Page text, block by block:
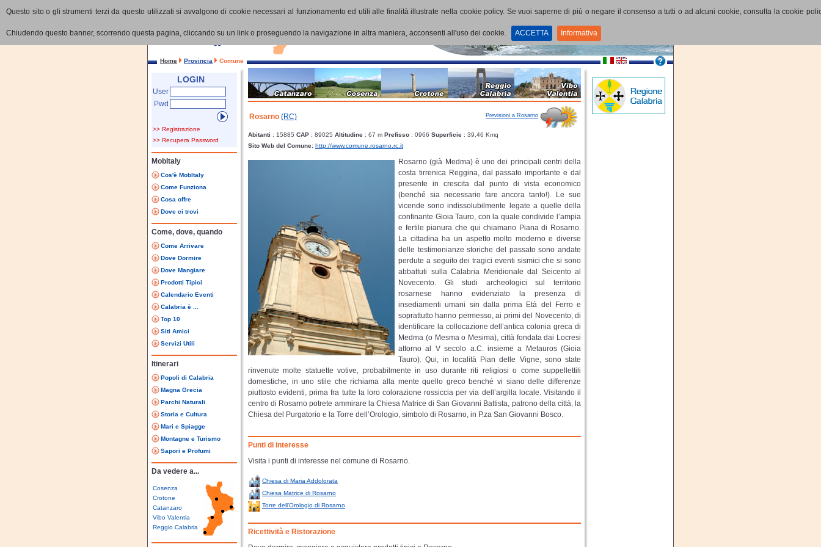
Questo sito o gli strumenti terzi da questo utilizzati si avvalgono di cookie necessari al funzionamento ed utili alle finalità illustrate nella cookie policy. Se vuoi saperne di più o negare il consenso a tutti o ad alcuni cookie, consulta la cookie
Chiudendo questo banner, scorrendo questa pagina, cliccando su un link o proseguendo la navigazione in altra maniera, acconsenti all'uso dei cookie. ACCETTA Informativa
Home Provincia Comune
LOGIN
User
Pwd
>> Registrazione
>> Recupera Password
MobItaly
Cos'è MobItaly
Come Funziona
Cosa offre
Dove ci trovi
Come, dove, quando
Come Arrivare
Dove Dormire
Dove Mangiare
Prodotti Tipici
Calendario Eventi
Calabria è ...
Top 10
Siti Amici
Servizi Utili
Itinerari
Popoli di Calabria
Magna Grecia
Parchi Naturali
Storia e Cultura
Mari e Spiagge
Montagne e Turismo
Sapori e Profumi
Da vedere a...
Cosenza
Crotone
Catanzaro
Vibo Valentia
Reggio Calabria
Rosarno (RC) Previsioni a Rosarno
Abitanti : 15885 CAP : 89025 Altitudine : 67 m Prefisso : 0966 Superficie : 39,46 Kmq
Sito Web del Comune: http://www.comune.rosarno.rc.it
Rosarno (già Medma) è uno dei principali centri della
costa tirrenica Reggina, dal passato importante e dal
presente in crescita dal punto di vista economico
(benché sia necessario fare ancora tanto!). Le sue
vicende sono indissolubilmente legate a quelle della
confinante Gioia Tauro, con la quale condivide l’ampia
e fertile pianura che qui chiamano Piana di Rosarno.
La cittadina ha un aspetto molto moderno e diverse
delle testimonianze storiche del passato sono andate
perdute a seguito dei tragici eventi sismici che si sono
abbattuti sulla Calabria Meridionale dal Seicento al
Novecento. Gli studi archeologici sul territorio
rosarnese hanno evidenziato la presenza di
insediamenti umani sin dalla prima Età del Ferro e
soprattutto hanno permesso, ai primi del Novecento, di
identificare la collocazione dell’antica colonia greca di
Medma (o Mesma o Mesima), città fondata dai Locresi
attorno al V secolo a.C. insieme a Metauros (Gioia
Tauro). Qui, in località Pian delle Vigne, sono state
rinvenute molte statuette votive, probabilmente in uso durante riti religiosi o come suppellettili
domestiche, in uno stile che richiama alla mente quello greco benché vi siano delle differenze
piuttosto evidenti, prima fra tutte la loro colorazione rossiccia per via dell’argilla locale. Visitando il
centro di Rosarno potrete ammirare la Chiesa Matrice di San Giovanni Battista, patrono della città, la
Chiesa del Purgatorio e la Torre dell’Orologio, simbolo di Rosarno, in P.za San Giovanni Bosco.
Punti di interesse
Visita i punti di interesse nel comune di Rosarno.
Chiesa di Maria Addolorata
Chiesa Matrice di Rosarno
Torre dell’Orologio di Rosarno
Ricettività e Ristorazione